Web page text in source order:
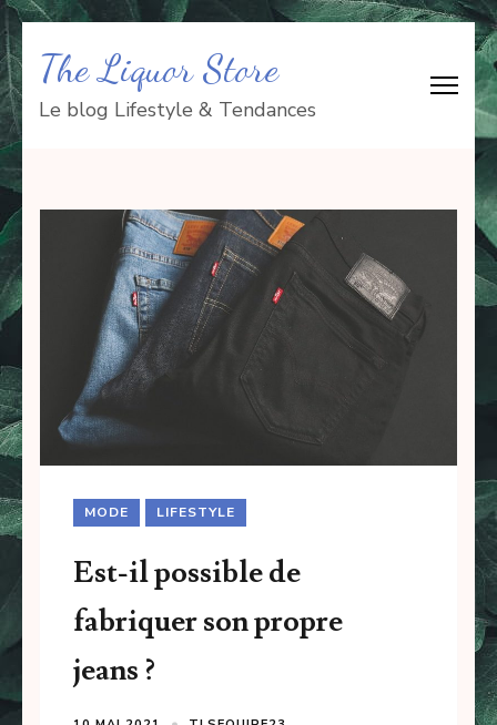
Aller
au
contenu
(Pressez
Entrée)
The Liquor Store
Le blog Lifestyle & Tendances
MODE LIFESTYLE
Est-il possible de
fabriquer son propre
jeans ?